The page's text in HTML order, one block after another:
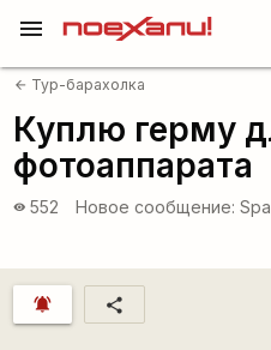
menu
arrow_back Тур-барахолка
Куплю герму
фотоаппарата
visibility 552 Новое сообщение:
notifications_active share